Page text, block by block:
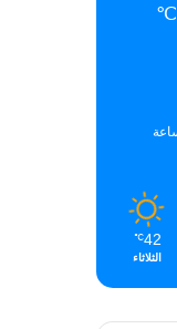
℃
42
℃
الثلاثاء